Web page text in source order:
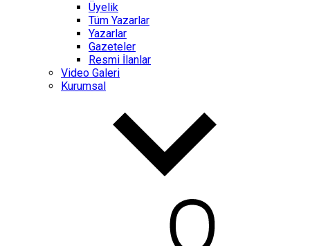
Üyelik
Tüm Yazarlar
Yazarlar
Gazeteler
Resmi İlanlar
Video Galeri
Kurumsal